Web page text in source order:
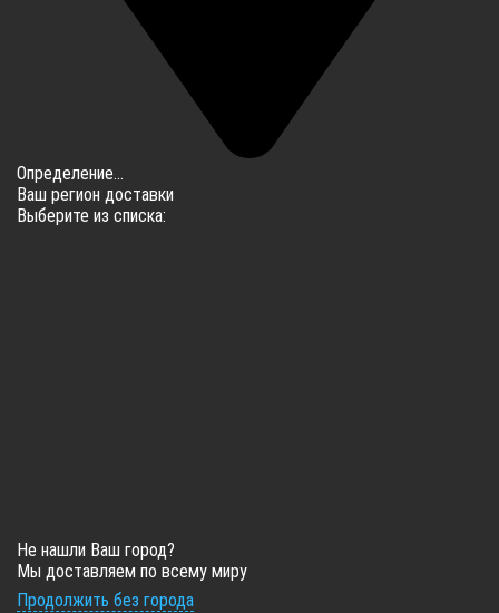
Определение...
Ваш регион доставки
Выберите из списка:
Не нашли Ваш город?
Мы доставляем по всему миру
Продолжить без города